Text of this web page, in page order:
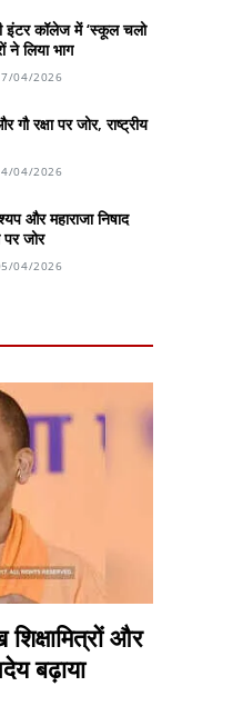
इंटर कॉलेज में ‘स्कूल चलो
ने लिया भाग
04/2026
रक्षा पर जोर, राष्ट्रीय
04/2026
और महाराजा निषाद
पर जोर
04/2026
और
बढ़ाया